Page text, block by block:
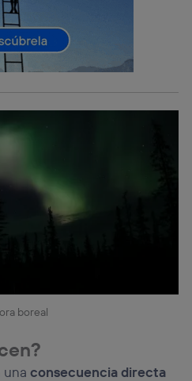
boreal
unaconsecuencia directa
de los miembros del hogar
, el marketing será más
basará únicamente en la
inferior de esta página web o
de Utiq